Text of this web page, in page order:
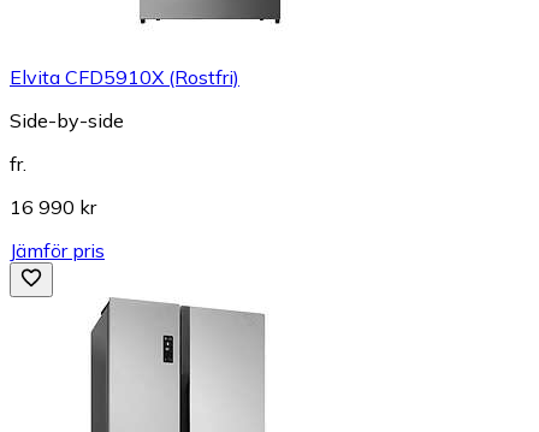
Elvita CFD5910X (Rostfri)
Side-by-side
fr.
16 990 kr
Jämför pris